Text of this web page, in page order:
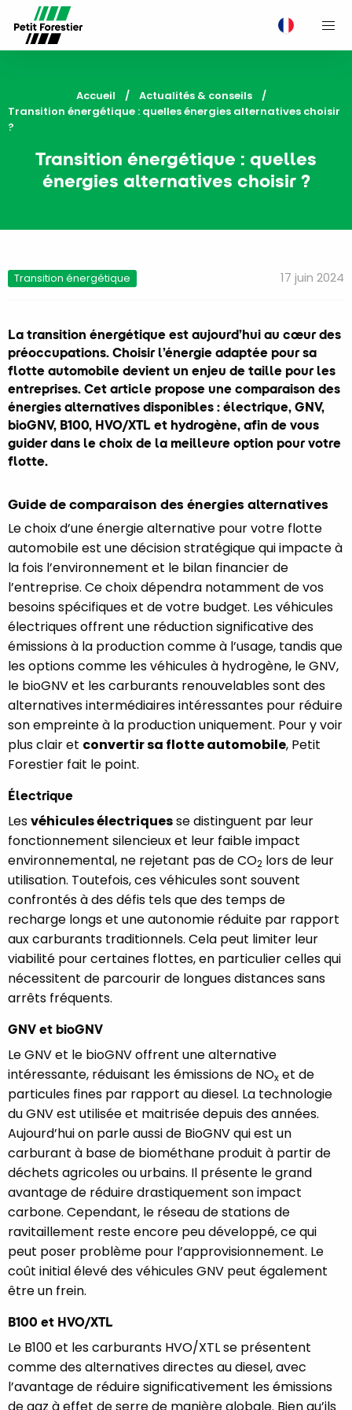
Accueil
Actualités & conseils
Current:
Transition énergétique : quelles énergies alternatives choisir
?
Transition énergétique : quelles
énergies alternatives choisir ?
Transition énergétique 17 juin 2024
La transition énergétique est aujourd’hui au cœur des
préoccupations. Choisir l’énergie adaptée pour sa
flotte automobile devient un enjeu de taille pour les
entreprises. Cet article propose une comparaison des
énergies alternatives disponibles : électrique, GNV,
bioGNV, B100, HVO/XTL et hydrogène, afin de vous
guider dans le choix de la meilleure option pour votre
flotte.
Guide de comparaison des énergies alternatives
Le choix d’une énergie alternative pour votre flotte
automobile est une décision stratégique qui impacte à
la fois l’environnement et le bilan financier de
l’entreprise. Ce choix dépendra notamment de vos
besoins spécifiques et de votre budget. Les véhicules
électriques offrent une réduction significative des
émissions à la production comme à l’usage, tandis que
les options comme les véhicules à hydrogène, le GNV,
le bioGNV et les carburants renouvelables sont des
alternatives intermédiaires intéressantes pour réduire
son empreinte à la production uniquement. Pour y voir
plus clair et convertir sa flotte automobile, Petit
Forestier fait le point.
Électrique
Lesvéhicules électriquesse distinguent par leur
fonctionnement silencieux et leur faible impact
environnemental, ne rejetant pas de CO2 lors de leur
utilisation. Toutefois, ces véhicules sont souvent
confrontés à des défis tels que des temps de
recharge longs et une autonomie réduite par rapport
aux carburants traditionnels. Cela peut limiter leur
viabilité pour certaines flottes, en particulier celles qui
nécessitent de parcourir de longues distances sans
arrêts fréquents.
GNV et bioGNV
Le GNV et le bioGNV offrent une alternative
intéressante, réduisant les émissions de NOx et de
particules fines par rapport au diesel. La technologie
du GNV est utilisée et maitrisée depuis des années.
Aujourd’hui on parle aussi de BioGNV qui est un
carburant à base de biométhane produit à partir de
déchets agricoles ou urbains. Il présente le grand
avantage de réduire drastiquement son impact
carbone. Cependant, le réseau de stations de
ravitaillement reste encore peu développé, ce qui
peut poser problème pour l’approvisionnement. Le
coût initial élevé des véhicules GNV peut également
être un frein.
B100 et HVO/XTL
Le B100 et les carburants HVO/XTL se présentent
comme des alternatives directes au diesel, avec
l’avantage de réduire significativement les émissions